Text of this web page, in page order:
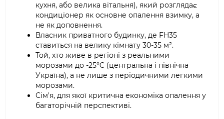
кухня, або велика вітальня), який розглядає
кондиціонер як основне опалення взимку, а
не як доповнення.
Власник приватного будинку, де FH35
ставиться на велику кімнату 30-35 м².
Той, хто живе в регіоні з реальними
морозами до -25°C (центральна і північна
Україна), а не лише з періодичними легкими
морозами.
Сім'я, для якої критична економіка опалення у
багаторічній перспективі.